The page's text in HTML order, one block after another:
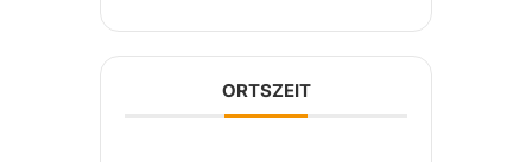
ORTSZEIT